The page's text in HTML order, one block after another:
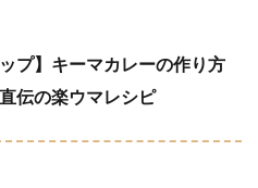
ップ】キーマカレーの作り方
伝の楽ウマレシピ